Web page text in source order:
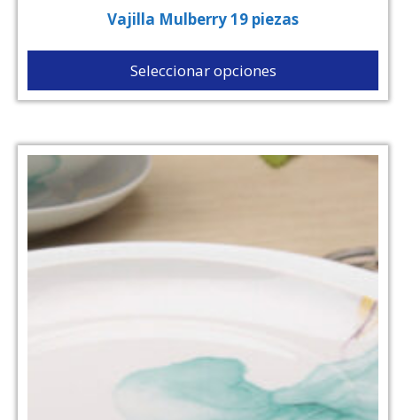
Vajilla Mulberry 19 piezas
Seleccionar opciones